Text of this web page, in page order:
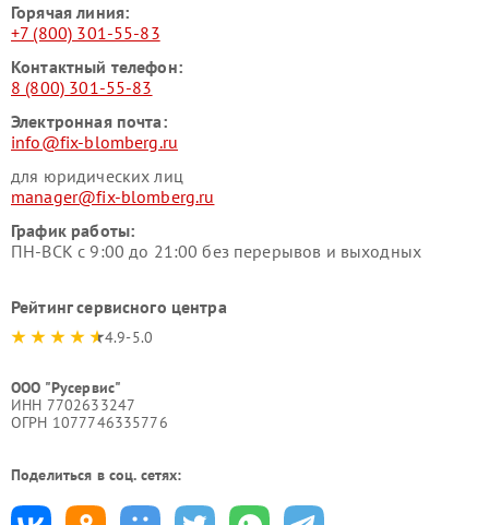
Горячая линия:
+7 (800) 301-55-83
Контактный телефон:
8 (800) 301-55-83
Электронная почта:
info@fix-blomberg.ru
для юридических лиц
manager@fix-blomberg.ru
График работы:
ПН-ВСК с 9:00 до 21:00 без перерывов и выходных
Рейтинг сервисного центра
4.9-5.0
ООО "Русервис"
ИНН 7702633247
ОГРН 1077746335776
Поделиться в соц. сетях: